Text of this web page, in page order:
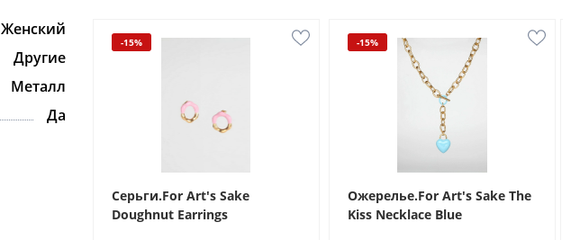
Женский
Другие
Металл
Да
-15%
Серьги.For Art's Sake
Doughnut Earrings
-15%
Ожерелье.For Art's Sake The
Kiss Necklace Blue